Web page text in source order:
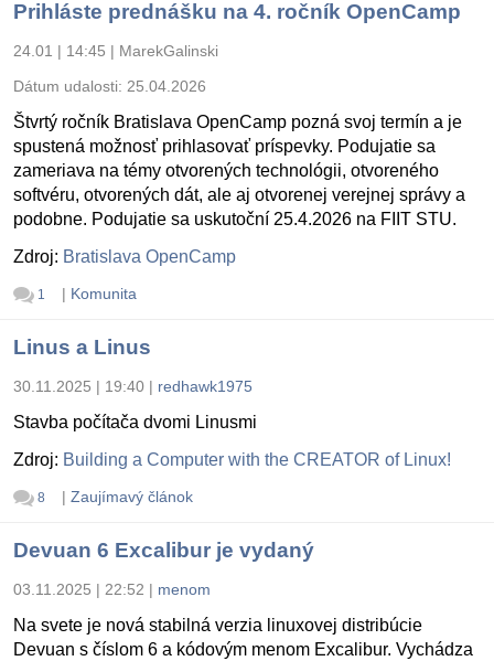
Prihláste prednášku na 4. ročník OpenCamp
24.01 | 14:45 | MarekGalinski
Dátum udalosti: 25.04.2026
Štvrtý ročník Bratislava OpenCamp pozná svoj termín a je
spustená možnosť prihlasovať príspevky. Podujatie sa
zameriava na témy otvorených technológii, otvoreného
softvéru, otvorených dát, ale aj otvorenej verejnej správy a
podobne. Podujatie sa uskutoční 25.4.2026 na FIIT STU.
Zdroj: Bratislava OpenCamp
1 | Komunita
Linus a Linus
30.11.2025 | 19:40 | redhawk1975
Stavba počítača dvomi Linusmi
Zdroj: Building a Computer with the CREATOR of Linux!
8 | Zaujímavý článok
Devuan 6 Excalibur je vydaný
03.11.2025 | 22:52 | menom
Na svete je nová stabilná verzia linuxovej distribúcie
Devuan s číslom 6 a kódovým menom Excalibur. Vychádza